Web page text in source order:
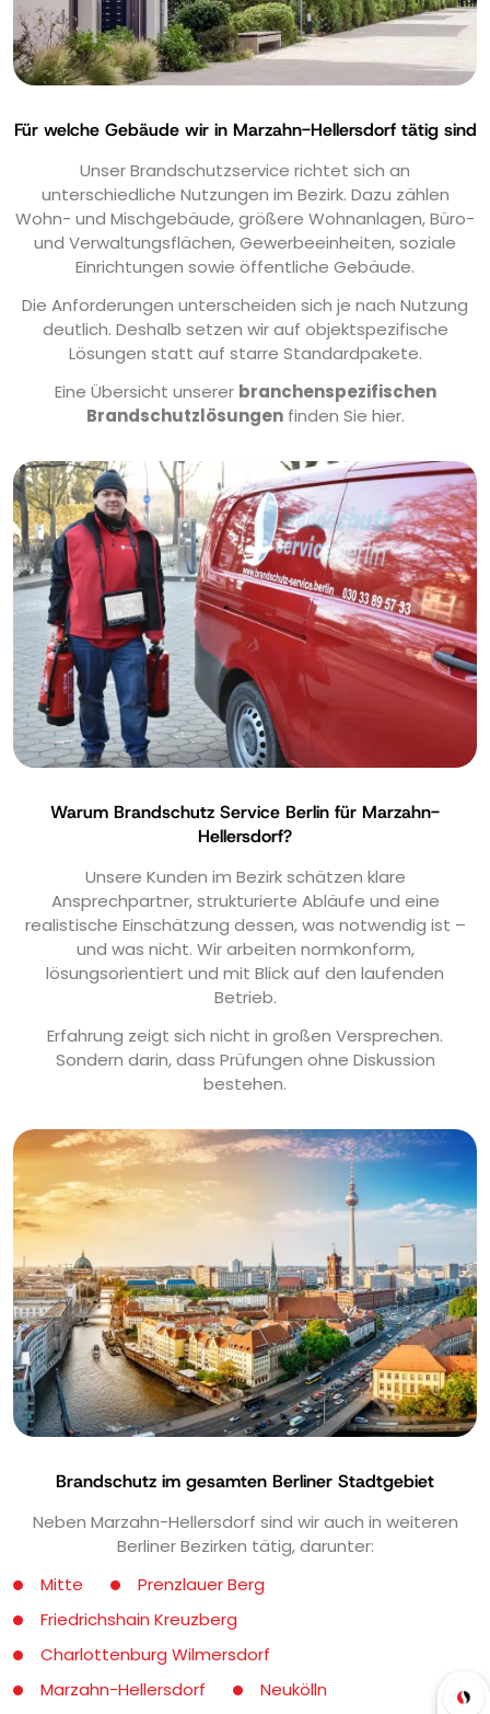
Für welche Gebäude wir in Marzahn-Hellersdorf tätig sind
Unser Brandschutzservice richtet sich an
unterschiedliche Nutzungen im Bezirk. Dazu zählen
Wohn- und Mischgebäude, größere Wohnanlagen, Büro-
und Verwaltungsflächen, Gewerbeeinheiten, soziale
Einrichtungen sowie öffentliche Gebäude.
Die Anforderungen unterscheiden sich je nach Nutzung
deutlich. Deshalb setzen wir auf objektspezifische
Lösungen statt auf starre Standardpakete.
Eine Übersicht unserer branchenspezifischen
Brandschutzlösungenfinden Sie hier.
Warum Brandschutz Service Berlin für Marzahn-
Hellersdorf?
Unsere Kunden im Bezirk schätzen klare
Ansprechpartner, strukturierte Abläufe und eine
realistische Einschätzung dessen, was notwendig ist –
und was nicht. Wir arbeiten normkonform,
lösungsorientiert und mit Blick auf den laufenden
Betrieb.
Erfahrung zeigt sich nicht in großen Versprechen.
Sondern darin, dass Prüfungen ohne Diskussion
bestehen.
Brandschutz im gesamten Berliner Stadtgebiet
Neben Marzahn-Hellersdorf sind wir auch in weiteren
Berliner Bezirken tätig, darunter:
Mitte
Prenzlauer Berg
Friedrichshain Kreuzberg
Charlottenburg Wilmersdorf
Marzahn-Hellersdorf
Neukölln